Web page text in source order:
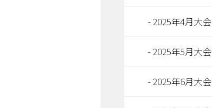
2025年4月大会
2025年5月大会
2025年6月大会